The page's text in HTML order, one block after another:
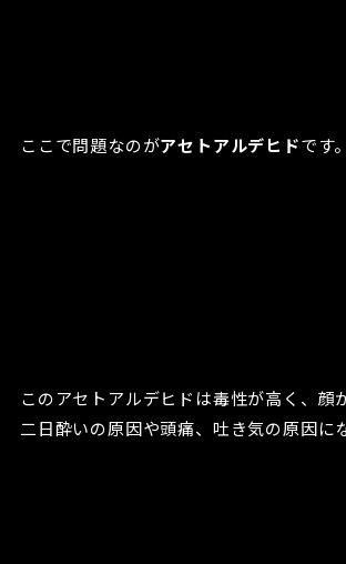
ここで問題なのがアセトアルデヒドです。
このアセトアルデヒドは毒性が高く、顔
二日酔いの原因や頭痛、吐き気の原因に